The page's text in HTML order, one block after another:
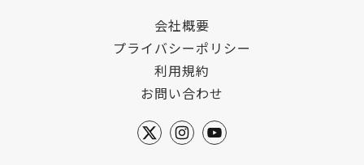
会社概要
プライバシーポリシー
利用規約
お問い合わせ